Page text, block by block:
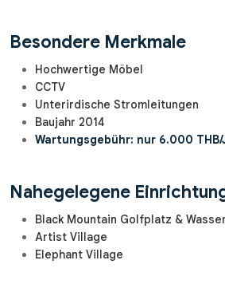
Besondere Merkmale
Hochwertige Möbel
CCTV
Unterirdische Stromleitungen
Baujahr 2014
Wartungsgebühr: nur 6.000
Nahegelegene
Black Mountain Golfplatz &
Artist Village
Elephant Village